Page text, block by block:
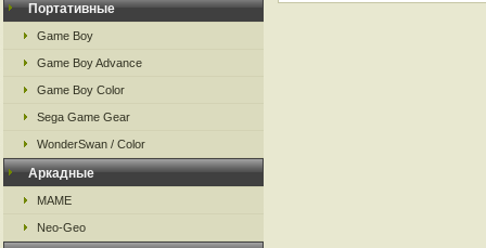
Портативные
Game Boy
Game Boy Advance
Game Boy Color
Sega Game Gear
WonderSwan / Color
Аркадные
MAME
Neo-Geo